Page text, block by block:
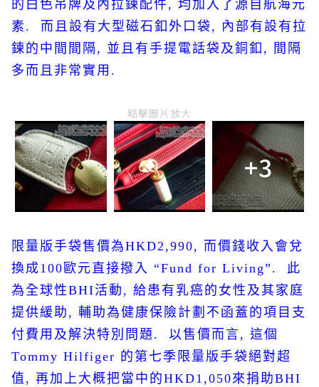
的白色吊牌及內拉鍊配件, 均加入了源自航海元
素 . 而且設有大型磁石釦外口袋 , 內部有設有拉
鍊的中間間隔 , 並且有手提電話袋及銅釦 ,
間隔
多而且非常實用 .
點擊圖片放大
+3
限量版手袋售價為HKD2,990, 而價錢收入會兌
換成100歐元直接撥入 “Fund for Living”. 此
為全球性BHI活動 , 給患有乳癌的女性及其家庭
提供緩助 , 輔助為健康保險計劃不函蓋的項目支
付費用及解決特別問題 . 以售價而言, 這個
Tommy Hilfiger 的 第七季限量版手袋絕對超
值 , 再加上大概把當中的HKD1,050來捐助BHI